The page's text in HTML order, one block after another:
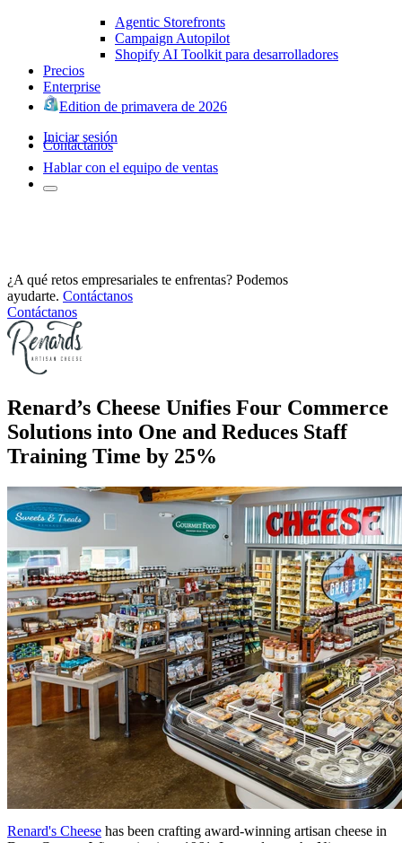
Agentic Storefronts
Campaign Autopilot
Shopify AI Toolkit para desarrolladores
Precios
Enterprise
Edition de primavera de 2026
Iniciar sesión
Contáctanos
Hablar con el equipo de ventas
¿A qué retos empresariales te enfrentas? Podemos
ayudarte. Contáctanos
Contáctanos
Renard’s Cheese Unifies Four Commerce
Solutions into One and Reduces Staff
Training Time by 25%
Renard's Cheese has been crafting award-winning artisan cheese in